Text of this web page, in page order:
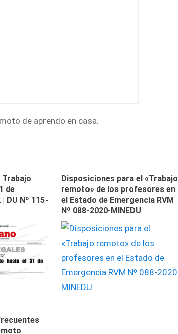
Trabajo
de
DU Nº 115-
Disposiciones para el «Trabajo
remoto» de los profesores en
el Estado de Emergencia RVM
Nº 088-2020-MINEDU